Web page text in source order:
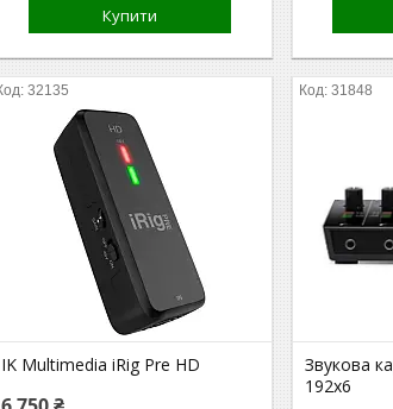
Купити
32135
IK Multimedia iRig Pre HD
31848
Звукова
192x6